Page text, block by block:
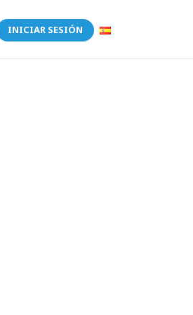
INICIAR SESIÓN